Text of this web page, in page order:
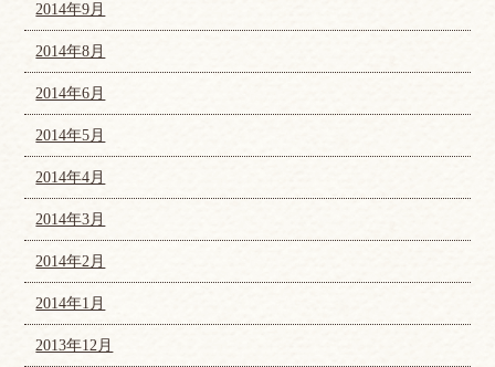
2014年9月
2014年8月
2014年6月
2014年5月
2014年4月
2014年3月
2014年2月
2014年1月
2013年12月